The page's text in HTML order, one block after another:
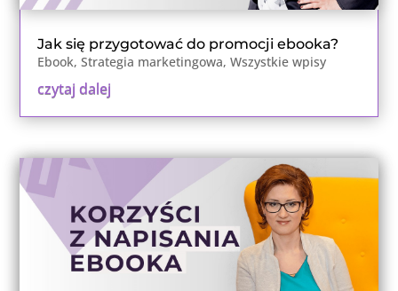
Jak się przygotować do promocji ebooka?
Ebook,Strategia marketingowa,Wszystkie wpisy
czytaj dalej